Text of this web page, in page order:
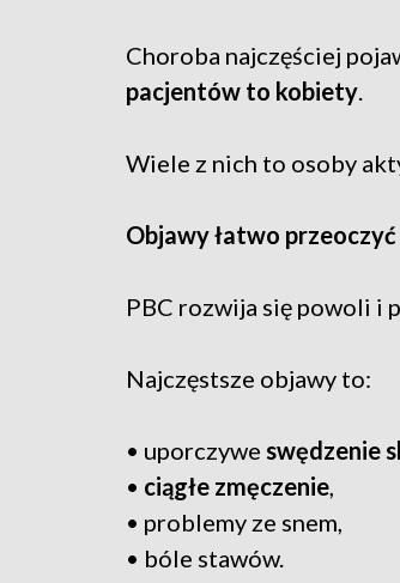
Choroba najczęściej
pacjentów to kobiety.
Wiele z nich to osoby
Objawy łatwo przeoczyć
PBC rozwija się powoli i
Najczęstsze objawy to:
• uporczywe swędzenie
• ciągłe zmęczenie,
• problemy ze snem,
• bóle stawów.